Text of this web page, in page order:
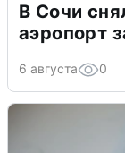
В Сочи
аэропорт
6 августа 0